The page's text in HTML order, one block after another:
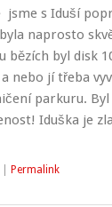
jsme s Iduší
naprosto
bězích byl disk
nebo jí třeba
parkuru.
Iduška je
Permalink